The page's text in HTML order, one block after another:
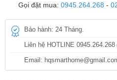
Gọi đặt mua: 0945.264.268 -
Bảo hành: 24 Tháng.
Liên hệ HOTLINE 0945.264.268
Email: